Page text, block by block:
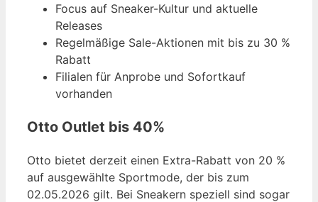
Focus auf Sneaker-Kultur und aktuelle
Releases
Regelmäßige Sale-Aktionen mit bis zu 30 %
Rabatt
Filialen für Anprobe und Sofortkauf
vorhanden
Otto Outlet bis 40%
Otto bietet derzeit einen Extra-Rabatt von 20 %
auf ausgewählte Sportmode, der bis zum
02.05.2026 gilt. Bei Sneakern speziell sind sogar